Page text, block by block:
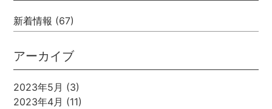
新着情報 (67)
アーカイブ
2023年5月 (3)
2023年4月 (11)